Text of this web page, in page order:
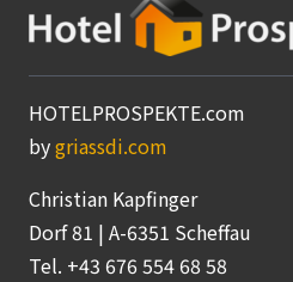
HOTELPROSPEKTE.com
bygriassdi.com
Christian Kapfinger
Dorf 81 | A-6351 Scheffau
Tel. +43 676 554 68 58